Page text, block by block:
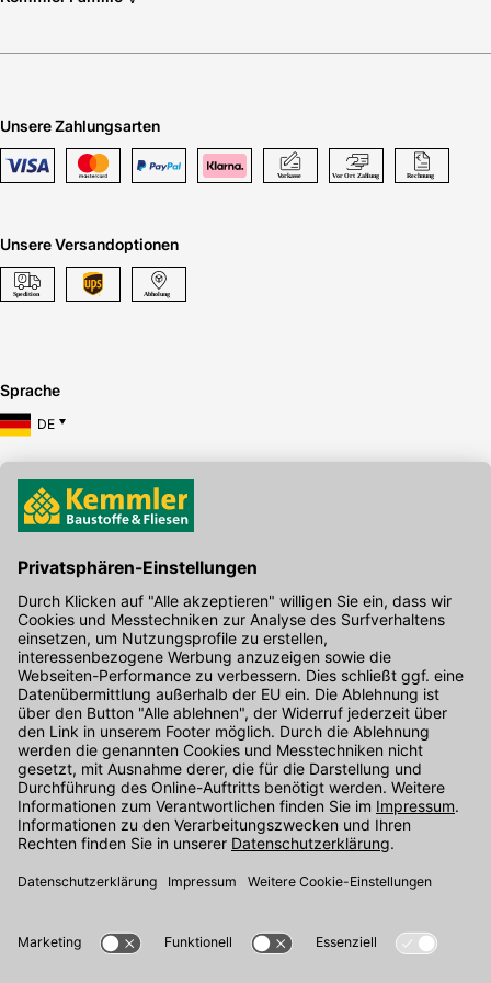
Unsere Zahlungsarten
Unsere Versandoptionen
Sprache
DE
Hier gibt's die kostenlose App
Kontakt
Unser Onlineshop Team ist montags bis freitags von 08:00 - 17:00
Uhr unter der Telefonnummer07071 / 151-151 für Sie erreichbar.
Alternativ können Sie unser Kontaktformular nutzen.
Den Kontakt direkt in unsere Niederlassungen finden Sie hier.
Oder über unseren Chat .